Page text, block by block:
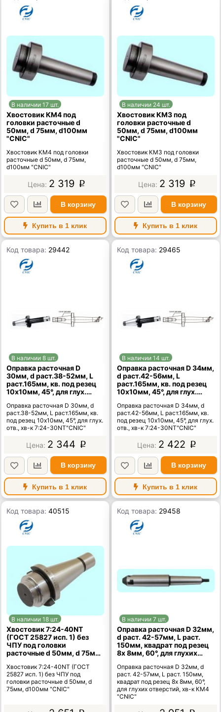
В наличии 17 шт.
Хвостовик КМ4 под
головки расточные d
50мм, d 75мм, d100мм
"CNIC"
Хвостовик КМ4 под головки
расточные d 50мм, d 75мм,
d100мм "CNIC"
2 319 p
В корзину
Купить в 1 клик
В наличии 24 шт.
Хвостовик КМ3 под
головки расточные d
50мм, d 75мм, d100мм
"CNIC"
Хвостовик КМ3 под головки
расточные d 50мм, d 75мм,
d100мм "CNIC"
2 319 p
В корзину
Купить в 1 клик
Код товара: 29442
В наличии 8 шт.
Оправка расточная D
30мм, d раст.38-52мм, L
раст.165мм, кв. под резец
10х10мм, 45°, для глух.
Оправка расточная D 30мм, d
раст.38-52мм, L раст.165мм, кв.
под резец 10х10мм, 45°, для глух.
отв., хв-к 7:24-30NT"CNIC"
2 344 p
В корзину
Купить в 1 клик
Код товара: 29465
В наличии 14 шт.
Оправка расточная D 34мм,
d раст.42-56мм, L
раст.165мм, кв. под резец
10х10мм, 45°, для глух.
Оправка расточная D 34мм, d
раст.42-56мм, L раст.165мм, кв.
под резец 10х10мм, 45°, для глух.
отв., хв-к 7:24-30NT"CNIC"
2 422 p
В корзину
Купить в 1 клик
Код товара:40515
В наличии 18 шт.
Хвостовик 7:24-40NT
(ГОСТ 25827 исп. 1) без
ЧПУ под головки
расточные d 50мм, d 75мм,
Хвостовик 7:24-40NT (ГОСТ
25827 исп. 1) без ЧПУ под
головки расточные d 50мм, d
75мм, d100мм "CNIC"
Код товара: 29458
В наличии 7 шт.
Оправка расточная D 32мм,
d раст. 42-57мм, L раст.
150мм, квадрат под резец
8х 8мм, 60°, для глухих
"CNIC"
Оправка расточная D 32мм, d
раст. 42-57мм, L раст. 150мм,
квадрат под резец 8х 8мм, 60°,
для глухих отверстий, хв-к КМ4
"CNIC"